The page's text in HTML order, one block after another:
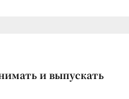
и выпускать